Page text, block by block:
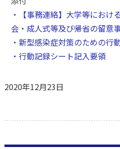
・【事務連絡】大学等におけ
会・成人式等及び帰省の留意
・新型感染症対策のための行
・行動記録シート記入要領
2020年12月23日